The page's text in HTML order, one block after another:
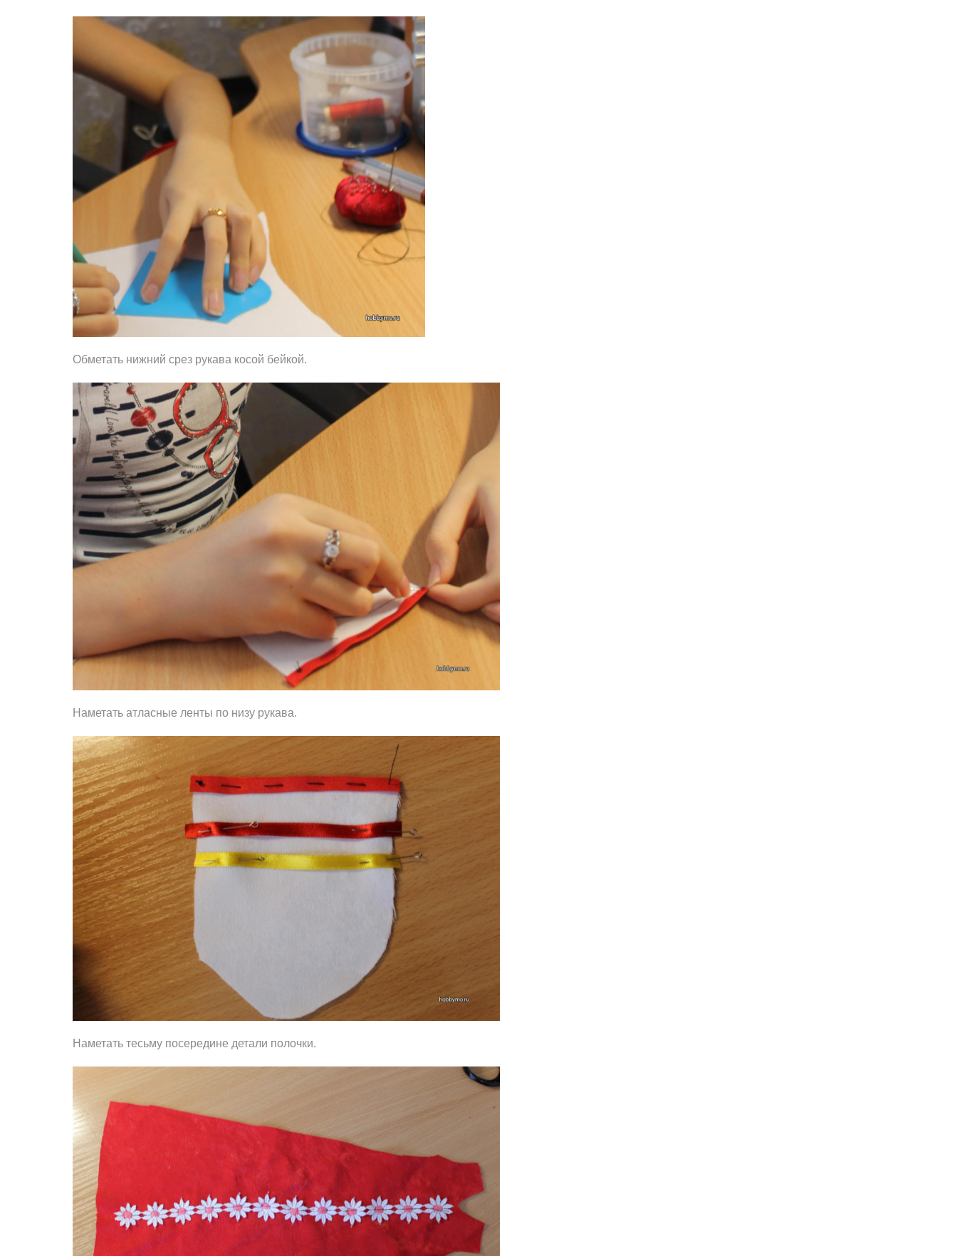
Обметать нижний срез рукава косой бейкой.
Наметать атласные ленты по низу рукава.
Наметать тесьму посередине детали полочки.